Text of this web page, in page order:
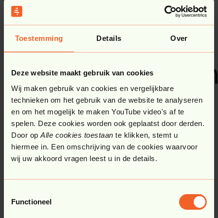
Toestemming Details Over
Deze website maakt gebruik van cookies
Wij maken gebruik van cookies en vergelijkbare
technieken om het gebruik van de website te analyseren
en om het mogelijk te maken YouTube video's af te
spelen. Deze cookies worden ook geplaatst door derden.
Door op Alle cookies toestaan te klikken, stemt u
hiermee in. Een omschrijving van de cookies waarvoor
wij uw akkoord vragen leest u in de details.
Functioneel
waaronder:
Plan:
Visualiseer en coördineer je marketingstrategieën
briefings.
Create:
Werk samen aan contentcreatie met flexibele
workflows en AI-gestuurde contentgeneratie.Store:
Beheer en organiseer je digitale assets met AI-
gebaseerde tagging en geïntegreerde workflows.
Optimizely in
actie: onze